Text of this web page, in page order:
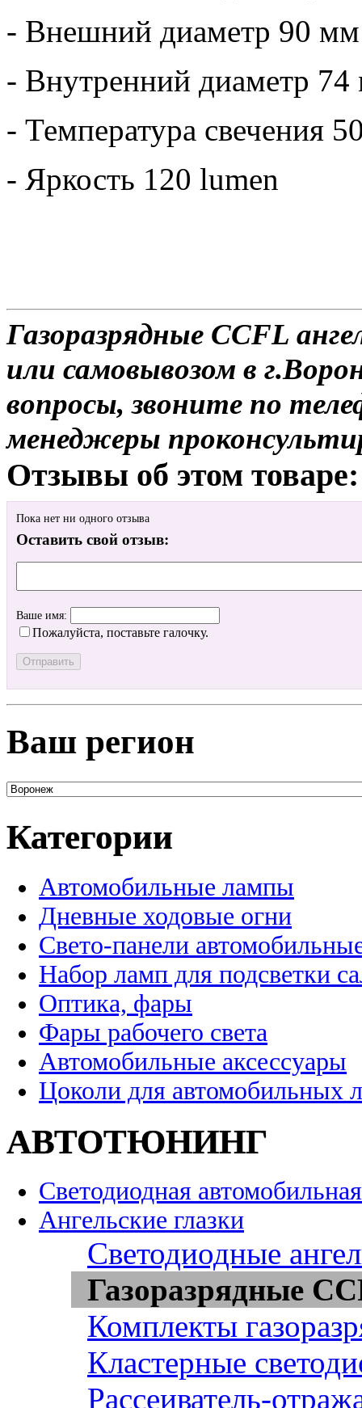
- Внешний диаметр 90 мм
- Внутренний диаметр
- Температура свечения
- Яркость 120 lumen
Газоразрядные CCFL
или самовывозом в
вопросы, звоните по
менеджеры
Отзывы об этом товаре:
Пока нет ни одного отзыва
Оставить свой отзыв:
Ваше имя:
Пожалуйста, поставьте галочку.
Ваш регион
Категории
Автомобильные лампы
Дневные ходовые огни
Свето-панели
Набор ламп для подсветки
Оптика, фары
Фары рабочего света
Автомобильные аксессуары
Цоколи для автомобильных
АВТОТЮНИНГ
Светодиодная
Ангельские глазки
Светодиодные
Газоразрядные
Комплекты
Кластерные
Рассеиватель-